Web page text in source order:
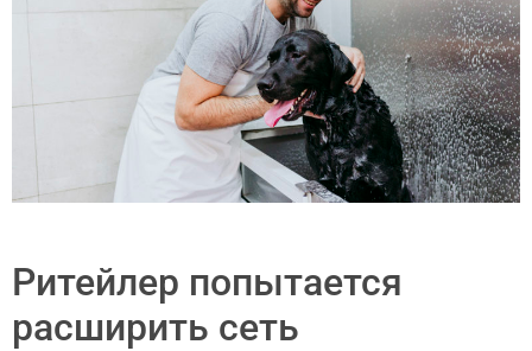
Ритейлер попытается
расширить сеть